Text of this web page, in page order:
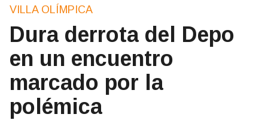
VILLA OLÍMPICA
Dura derrota del Depo
en un encuentro
marcado por la
polémica